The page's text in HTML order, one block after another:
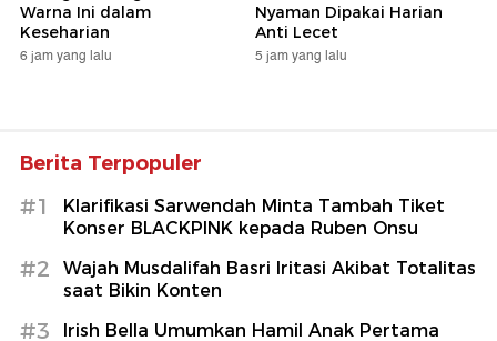
Warna Ini dalam
Keseharian
6 jam yang lalu
Nyaman Dipakai Harian
Anti Lecet
5 jam yang lalu
Berita Terpopuler
#1
Klarifikasi Sarwendah Minta Tambah Tiket
Konser BLACKPINK kepada Ruben Onsu
#2
Wajah Musdalifah Basri Iritasi Akibat Totalitas
saat Bikin Konten
#3
Irish Bella Umumkan Hamil Anak Pertama